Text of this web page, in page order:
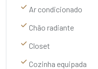
Ar condicionado
Chão radiante
Closet
Cozinha equipada